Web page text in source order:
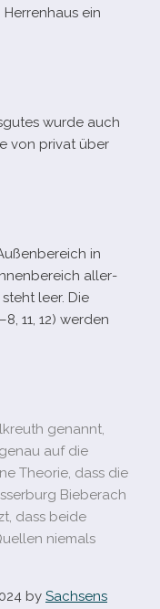
ein
wurde auch
von pri­vat über
in
aller­
leer. Die
11, 12) wer­den
genannt,
auf die
Theorie, dass die
Bieberach
dass beide
nie­mals
by Sachsens